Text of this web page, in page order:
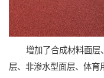
增加了合成材料面层
层、非渗水型面层、体育